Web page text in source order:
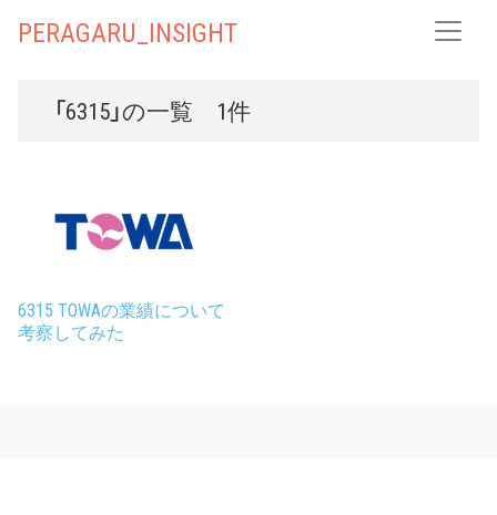
PERAGARU_INSIGHT
「6315」の一覧 1件
6315 TOWAの業績について
考察してみた